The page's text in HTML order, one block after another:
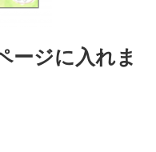
ジに入れま